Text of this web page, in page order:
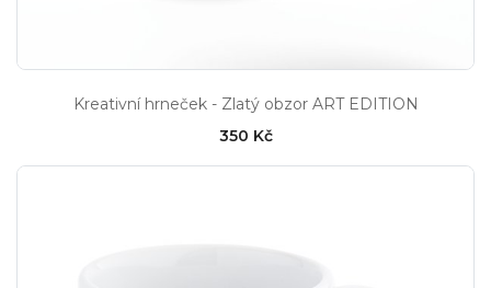
Kreativní hrneček - Zlatý obzor ART EDITION
350 Kč